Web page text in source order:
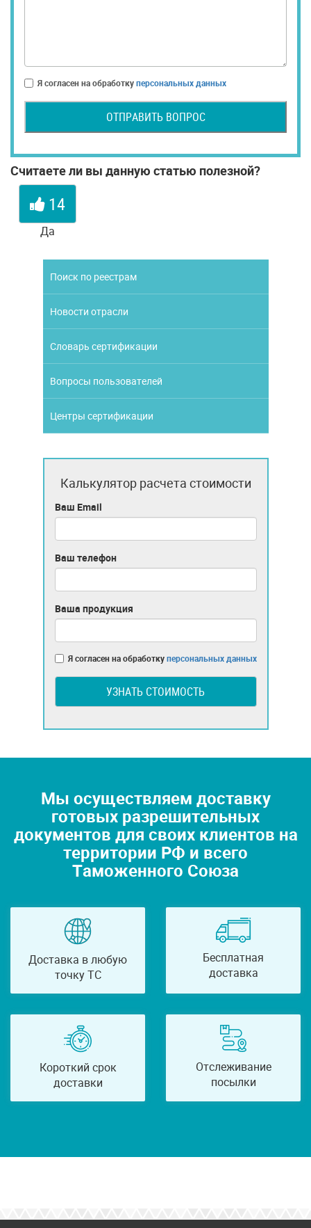
Я согласен на обработкуперсональных данных
ОТПРАВИТЬ ВОПРОС
Считаете ли вы данную статью полезной?
14
Да
Поиск по реестрам
Новости отрасли
Словарь сертификации
Вопросы пользователей
Центры сертификации
Калькулятор расчета стоимости
Ваш Email
Ваш телефон
Ваша продукция
Я согласен на обработкуперсональных данных
УЗНАТЬ СТОИМОСТЬ
Мы осуществляем доставку
готовых разрешительных
документов для своих клиентов на
территории РФ и всего
Таможенного Союза
Доставка в любую
точку ТС
Бесплатная
доставка
Короткий срок
доставки
Отслеживание
посылки